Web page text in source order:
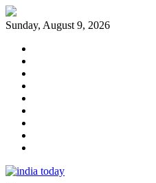
Skip
to
Sunday, August 9, 2026